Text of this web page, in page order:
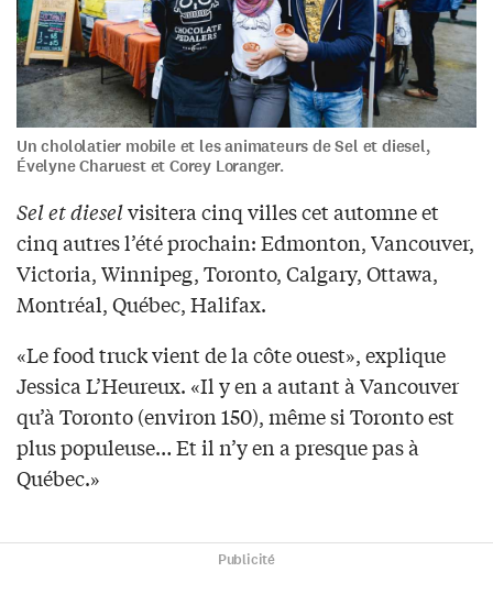
Un chololatier mobile et les animateurs de Sel et diesel,
Évelyne Charuest et Corey Loranger.
Sel et dieselvisitera cinq villes cet automne et
cinq autres l’été prochain: Edmonton, Vancouver,
Victoria, Winnipeg, Toronto, Calgary, Ottawa,
Montréal, Québec, Halifax.
«Le food truck vient de la côte ouest», explique
Jessica L’Heureux. «Il y en a autant à Vancouver
qu’à Toronto (environ 150), même si Toronto est
plus populeuse… Et il n’y en a presque pas à
Québec.»
Publicité